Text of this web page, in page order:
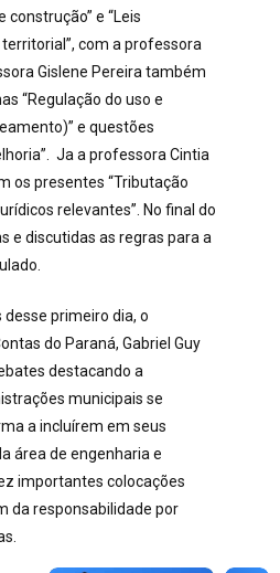
e “Leis
com a professora
Gislene Pereira também
“Regulação do uso e
e questões
Ja a professora Cintia
os presentes “Tributação
relevantes”. No final do
e discutidas as regras para a
primeiro dia, o
do Paraná, Gabriel Guy
destacando a
municipais se
a incluírem em seus
área de engenharia e
importantes colocações
da responsabilidade por